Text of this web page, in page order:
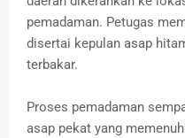
pemadaman. Petugas
disertai kepulan asap
terbakar.
Proses pemadaman
asap pekat yang